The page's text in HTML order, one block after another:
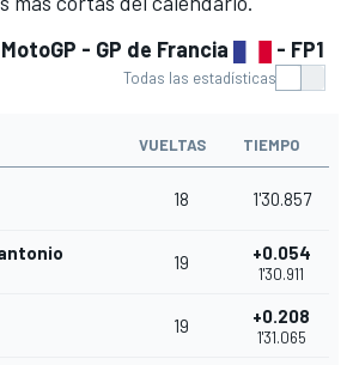
MotoGP - GP de Francia
- FP1
Todas las estadísticas
VUELTAS TIEMPO
18 1'30.857
19 +0.054
1'30.911
19 +0.208
1'31.065